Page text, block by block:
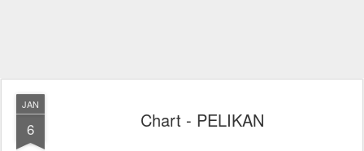
JAN
6 Chart - PELIKAN